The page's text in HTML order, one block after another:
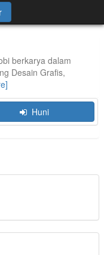
berkarya dalam
Desain Grafis,
Huni